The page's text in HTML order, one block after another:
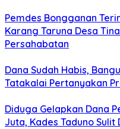
Pemdes Bongganan
Karang Taruna Desa
Persahabatan
Dana Sudah Habis,
Tatakalai Pertanyakan
Diduga Gelapkan Dana
Juta, Kades Taduno Sulit